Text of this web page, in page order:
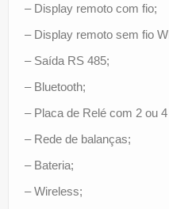
– Display remoto com fio;
– Display remoto sem fio
– Saída RS 485;
– Bluetooth;
– Placa de Relé com 2 ou
– Rede de balanças;
– Bateria;
– Wireless;